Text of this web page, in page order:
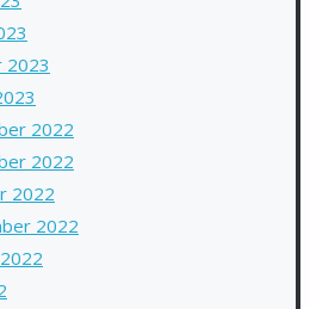
2023
2022
2022
2022
2022